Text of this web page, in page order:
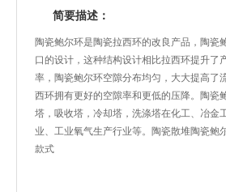
简要描述：
陶瓷鲍尔环是陶瓷拉西环的改良产品，陶瓷
口的设计，这种结构设计相比拉西环提升了
率，陶瓷鲍尔环空隙分布均匀，大大提高了
西环拥有更好的空隙率和更低的压降。陶瓷
塔，吸收塔，冷却塔，洗涤塔在化工、冶金
业、工业氧气生产行业等。陶瓷散堆陶瓷鲍
款式